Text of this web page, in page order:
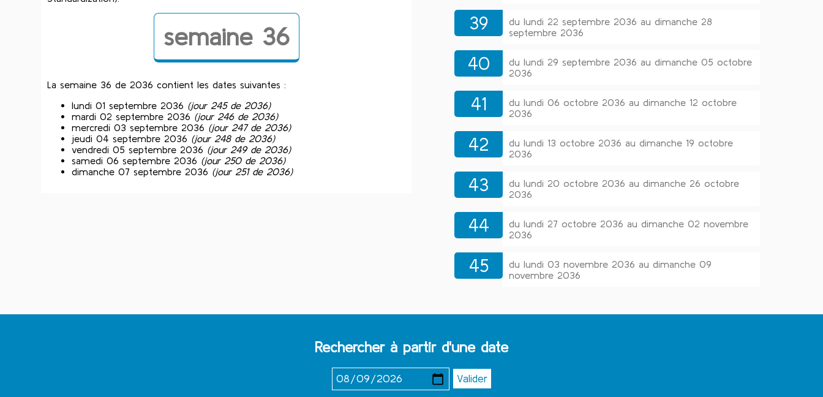
semaine 36
La semaine 36 de 2036 contient les dates suivantes :
lundi 01 septembre 2036 (jour 245 de 2036)
mardi 02 septembre 2036 (jour 246 de 2036)
mercredi 03 septembre 2036 (jour 247 de 2036)
jeudi 04 septembre 2036 (jour 248 de 2036)
vendredi 05 septembre 2036 (jour 249 de 2036)
samedi 06 septembre 2036 (jour 250 de 2036)
dimanche 07 septembre 2036 (jour 251 de 2036)
39
du lundi 22 septembre 2036 au dimanche 28
septembre 2036
40
du lundi 29 septembre 2036 au dimanche 05 octobre
2036
41
du lundi 06 octobre 2036 au dimanche 12 octobre
2036
42
du lundi 13 octobre 2036 au dimanche 19 octobre
2036
43
du lundi 20 octobre 2036 au dimanche 26 octobre
2036
44
du lundi 27 octobre 2036 au dimanche 02 novembre
2036
45
du lundi 03 novembre 2036 au dimanche 09
novembre 2036
Rechercher à partir d'une date